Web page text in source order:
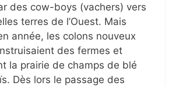
des cow-boys (vachers) vers
terres de l’Ouest. Mais
année, les colons nouveux
des fermes et
la prairie de champs de blé
Dès lors le passage des